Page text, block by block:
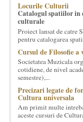
Locurile Culturii
Catalogul spatiilor in
culturale
Proiect lansat de catre
pentru catalogarea
Cursul de Filosofie a
Societatea Muzicala
cotidiene, de nivel
semestre),...
Precizari legate de
Cultura universala
Am primit multe
aceste cursuri de